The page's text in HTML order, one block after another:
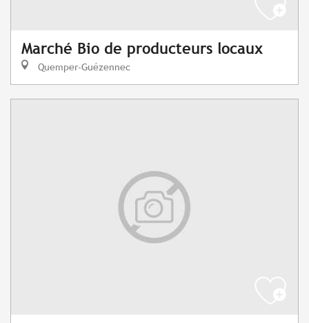
Marché Bio de producteurs locaux
Quemper-Guézennec